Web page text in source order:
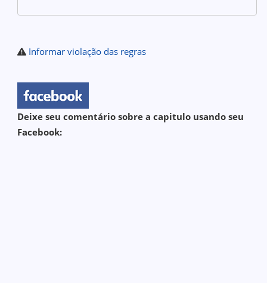
Informar violação das regras
Deixe seu comentário sobre a capitulo usando seu
Facebook: